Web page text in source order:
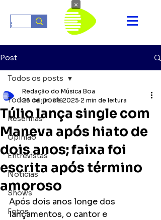
Post
Todos os posts
Resenhas
Opinião
Entrevistas
Notícias
Shows
Fotos
Todos os posts
Túlio lança single com
Maneva após hiato de
dois anos; faixa foi
escrita após término
amoroso
Redação do Música Boa
26 de jun. de 2025 2 min de leitura
Após dois anos longe dos
lançamentos, o cantor e
×